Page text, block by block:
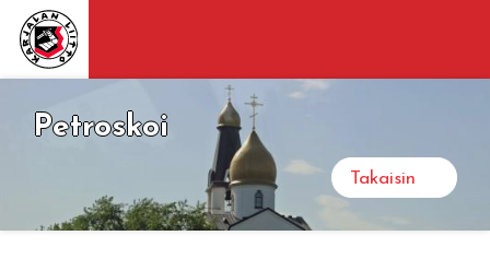
Petroskoi
Takaisin